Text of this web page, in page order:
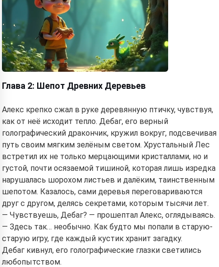
Глава 2: Шепот Древних Деревьев
Алекс крепко сжал в руке деревянную птичку, чувствуя,
как от неё исходит тепло. Дебаг, его верный
голографический дракончик, кружил вокруг, подсвечивая
путь своим мягким зелёным светом. Хрустальный Лес
встретил их не только мерцающими кристаллами, но и
густой, почти осязаемой тишиной, которая лишь изредка
нарушалась шорохом листьев и далёким, таинственным
шепотом. Казалось, сами деревья переговариваются
друг с другом, делясь секретами, которым тысячи лет.
— Чувствуешь, Дебаг? — прошептал Алекс, оглядываясь.
— Здесь так… необычно. Как будто мы попали в старую-
старую игру, где каждый кустик хранит загадку.
Дебаг кивнул, его голографические глазки светились
любопытством.